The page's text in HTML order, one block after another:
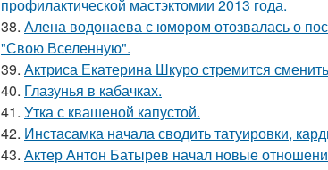
профилактической мастэктомии 2013 года.
38. Алена водонаева с юмором отозвалась о
"Свою Вселенную".
39. Актриса Екатерина Шкуро стремится
40. Глазунья в кабачках.
41. Утка с квашеной капустой.
42. Инстасамка начала сводить татуировки,
43. Актер Антон Батырев начал новые